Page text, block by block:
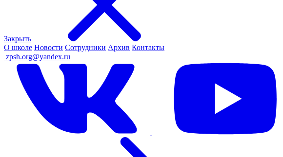
Закрыть
О школе Новости Сотрудники Архив Контакты
zpsh.org@yandex.ru